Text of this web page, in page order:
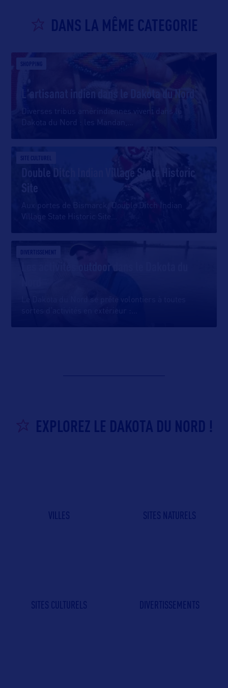
DANS LA MÊME CATEGORIE
SHOPPING
L'artisanat indien dans le Dakota du Nord
Diverses tribus amérindiennes vivent dans le
Dakota du Nord : les Mandan,
SITE CULTUREL
Double Ditch Indian Village State Historic
Site
Aux portes de Bismarck, Double Ditch Indian
Village State Historic Site
DIVERTISSEMENT
Le Dakota du Nord se prête volontiers à toutes
sortes d’activités en extérieur :
EXPLOREZ LE DAKOTA DU NORD !
VILLES SITES NATURELS
SITES CULTURELS DIVERTISSEMENTS